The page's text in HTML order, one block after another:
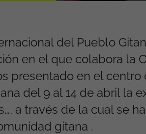
del Pueblo
en el que colabora la
presentado en el centro
del 9 al 14 de abril la
a través de la cual se
gitana .